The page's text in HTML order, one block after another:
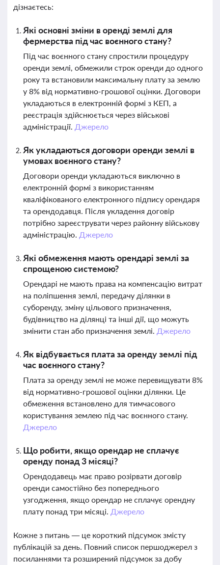
дізнаєтесь:
Які основні зміни в оренді землі для
фермерства під час воєнного стану?
Під час воєнного стану спростили процедуру
оренди землі, обмежили строк оренди до одного
року та встановили максимальну плату за землю
у 8% від нормативно-грошової оцінки. Договори
укладаються в електронній формі з КЕП, а
реєстрація здійснюється через військові
адміністрації. Джерело
Як укладаються договори оренди землі в
умовах воєнного стану?
Договори оренди укладаються виключно в
електронній формі з використанням
кваліфікованого електронного підпису орендаря
та орендодавця. Після укладення договір
потрібно зареєструвати через районну військову
адміністрацію. Джерело
Які обмеження мають орендарі землі за
спрощеною системою?
Орендарі не мають права на компенсацію витрат
на поліпшення землі, передачу ділянки в
суборенду, зміну цільового призначення,
будівництво на ділянці та інші дії, що можуть
змінити стан або призначення землі. Джерело
Як відбувається плата за оренду землі під
час воєнного стану?
Плата за оренду землі не може перевищувати 8%
від нормативно-грошової оцінки ділянки. Це
обмеження встановлено для тимчасового
користування землею під час воєнного стану.
Джерело
Що робити, якщо орендар не сплачує
оренду понад 3 місяці?
Орендодавець має право розірвати договір
оренди самостійно без попереднього
узгодження, якщо орендар не сплачує орендну
плату понад три місяці. Джерело
Кожне з питань — це короткий підсумок змісту
публікацій за день. Повний список першоджерел з
посиланнями та розширений підсумок за добу